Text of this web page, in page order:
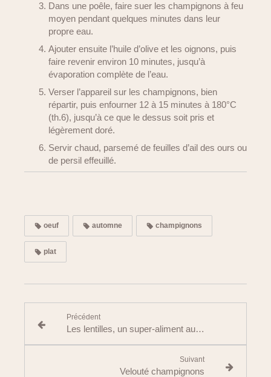
Dans une poêle, faire suer les champignons à feu
moyen pendant quelques minutes dans leur
propre eau.
Ajouter ensuite l’huile d’olive et les oignons, puis
faire revenir environ 10 minutes, jusqu’à
évaporation complète de l’eau.
Verser l’appareil sur les champignons, bien
répartir, puis enfourner 12 à 15 minutes à 180°C
(th.6), jusqu’à ce que le dessus soit pris et
légèrement doré.
Servir chaud, parsemé de feuilles d’ail des ours ou
de persil effeuillé.
oeuf automne champignons
plat
Précédent
Les lentilles, un super-aliment aux multiples atouts
Suivant
Velouté champignons